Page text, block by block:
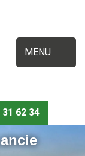
MENU
31 62 34